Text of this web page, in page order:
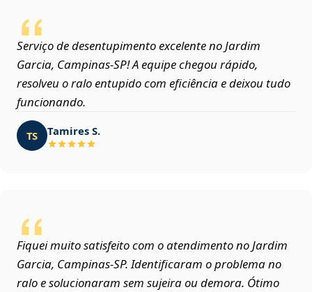
Serviço de desentupimento excelente no Jardim
Garcia, Campinas‑SP! A equipe chegou rápido,
resolveu o ralo entupido com eficiência e deixou tudo
funcionando.
TS Tamires S.
Fiquei muito satisfeito com o atendimento no Jardim
Garcia, Campinas‑SP. Identificaram o problema no
ralo e solucionaram sem sujeira ou demora. Ótimo